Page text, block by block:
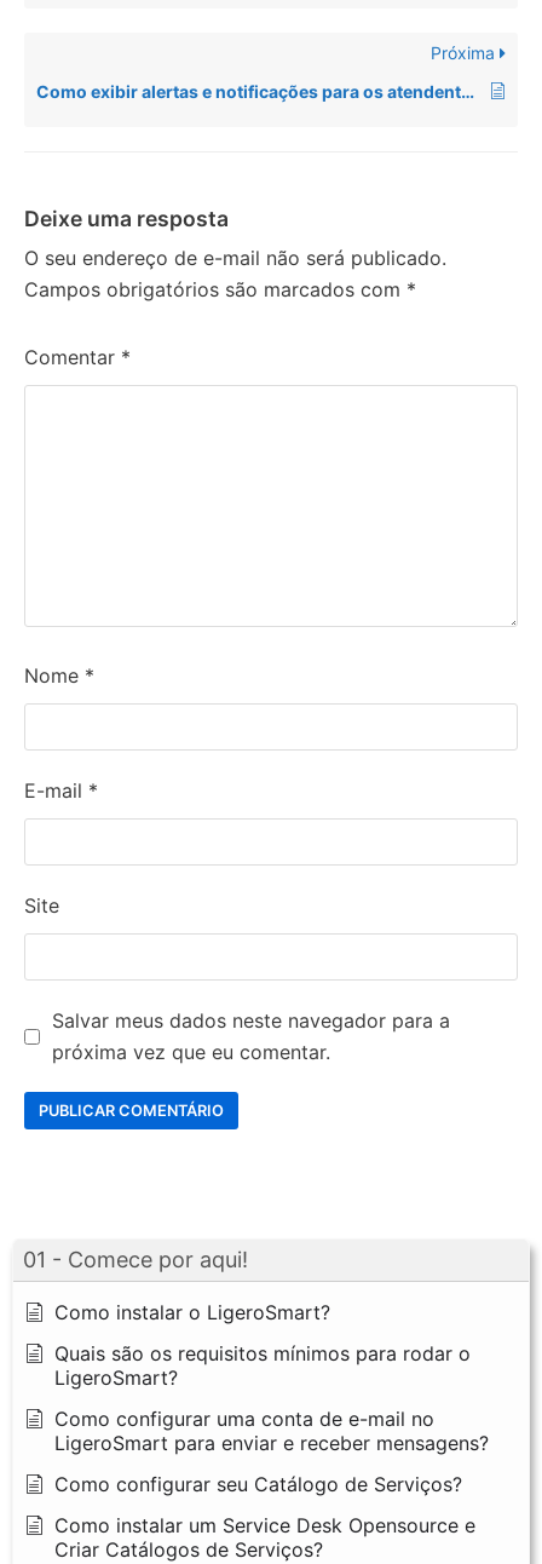
01 - Comece por aqui!
Como instalar o LigeroSmart?
Quais são os requisitos mínimos para rodar o
LigeroSmart?
Como configurar uma conta de e-mail no
LigeroSmart para enviar e receber mensagens?
Como configurar seu Catálogo de Serviços?
Como instalar um Service Desk Opensource e
Criar Catálogos de Serviços?
Próxima
Como exibir alertas e notificações para os atendentes do sistema?
Deixe uma resposta
O seu endereço de e-mail não será publicado.
Campos obrigatórios são marcados com *
Comentar *
Nome *
E-mail *
Site
Salvar meus dados neste navegador para a
próxima vez que eu comentar.